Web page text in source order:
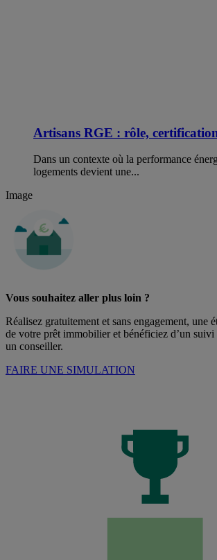
Artisans RGE : rôle,
Dans un contexte où la performance
logements devient une...
Image
Vous souhaitez aller plus loin ?
Réalisez gratuitement et sans engagement, une
de votre prêt immobilier et bénéficiez d’un
un conseiller.
FAIRE UNE SIMULATION